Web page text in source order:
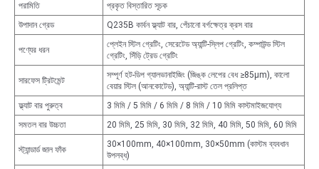
পরামিতি
প্রকৃত বিস্তারিত সূচক
উপাদান গ্রেড
Q235B কার্বন ফ্ল্যাট বার, পেঁচানো বর্গক্ষেত্র ক্রস বার
পণ্যের ধরন
প্লেইন স্টিল গ্রেটিং, সেরেটেড অ্যান্টি-স্লিপ গ্রেটিং, কম্পাউন্ড স্টিল
গ্রেটিং, সিঁড়ি ট্রেড গ্রেটিং
সারফেস ট্রিটমেন্ট
সম্পূর্ণ হট-ডিপ গ্যালভানাইজিং (জিঙ্ক লেপের বেধ ≥85μm), কালো
বেয়ার স্টিল (আনকোটেড), অ্যান্টি-রাস্ট তেল প্রলিপ্ত
ফ্ল্যাট বার পুরুত্ব
3 মিমি / 5 মিমি / 6 মিমি / 8 মিমি / 10 মিমি কাস্টমাইজযোগ্য
সমতল বার উচ্চতা
20 মিমি, 25 মিমি, 30 মিমি, 32 মিমি, 40 মিমি, 50 মিমি, 60 মিমি
স্ট্যান্ডার্ড জাল ফাঁক
30×100mm, 40×100mm, 30×50mm (কাস্টম ব্যবধান
উপলব্ধ)